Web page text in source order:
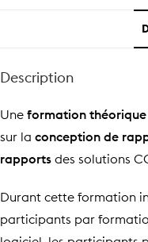
Description
Une formation théorique
sur la conception de
rapports des solutions
Durant cette formation
participants par